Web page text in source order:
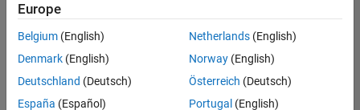
Europe
Belgium (English)
Denmark (English)
Deutschland (Deutsch)
España (Español)
Netherlands(English)
Norway(English)
Österreich (Deutsch)
Portugal (English)
Lutte anti-piratage
Contacts locaux
© 1994-2026 The MathWorks, Inc.